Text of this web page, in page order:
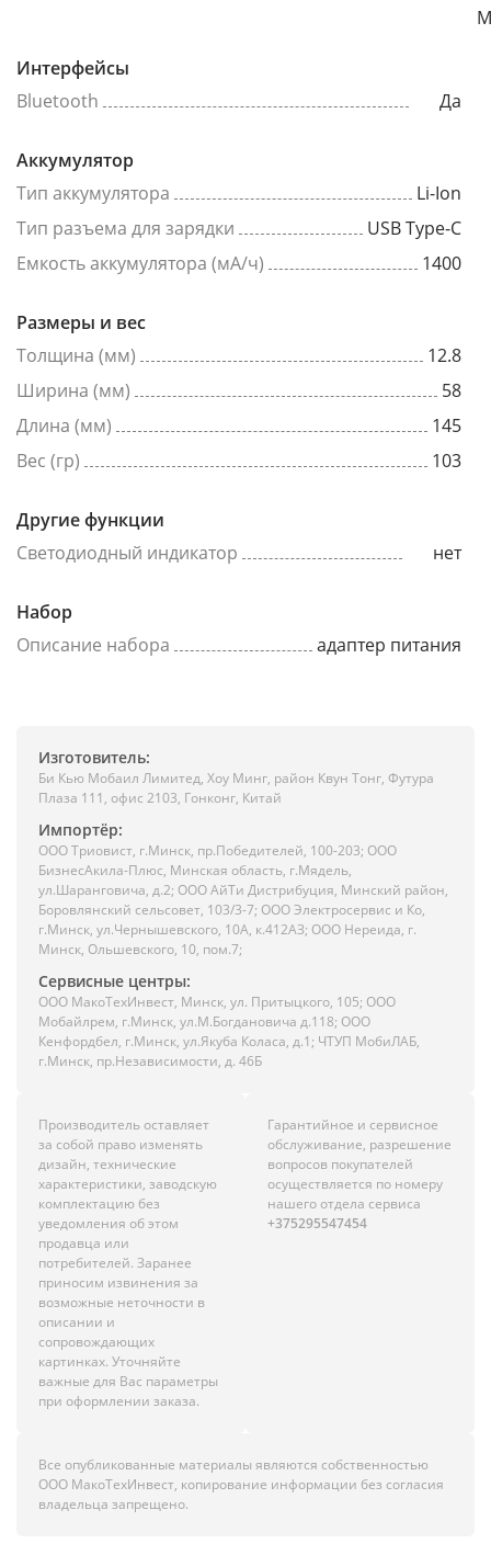
Интерфейсы
Bluetooth
Да
Аккумулятор
Тип аккумулятора
Li-Ion
Тип разъема для зарядки
USB Type-C
Емкость аккумулятора (мА/ч)
1400
Размеры и вес
Толщина (мм)
12.8
Ширина (мм)
58
Длина (мм)
145
Вес (гр)
103
Другие функции
Светодиодный индикатор
нет
Набор
Описание набора
адаптер питания
Изготовитель:
Би Кью Мобаил Лимитед, Хоу Минг, район Квун Тонг, Футура
Плаза 111, офис 2103, Гонконг, Китай
Импортёр:
ООО Триовист, г.Минск, пр.Победителей, 100-203; ООО
БизнесАкила-Плюс, Минская область, г.Мядель,
ул.Шаранговича, д.2; ООО АйТи Дистрибуция, Минский район,
Боровлянский сельсовет, 103/3-7; ООО Электросервис и Ко,
г.Минск, ул.Чернышевского, 10А, к.412АЗ; ООО Нереида, г.
Минск, Ольшевского, 10, пом.7;
Сервисные центры:
ООО МакоТехИнвест, Минск, ул. Притыцкого, 105; ООО
Мобайлрем, г.Минск, ул.М.Богдановича д.118; ООО
Кенфордбел, г.Минск, ул.Якуба Коласа, д.1; ЧТУП МобиЛАБ,
г.Минск, пр.Независимости, д. 46Б
Производитель оставляет
за собой право изменять
дизайн, технические
характеристики, заводскую
комплектацию без
уведомления об этом
продавца или
потребителей. Заранее
приносим извинения за
возможные неточности в
описании и
сопровождающих
картинках. Уточняйте
важные для Вас параметры
при оформлении заказа.
Гарантийное и сервисное
обслуживание, разрешение
вопросов покупателей
осуществляется по номеру
нашего отдела сервиса
+375295547454
Все опубликованные материалы являются собственностью
ООО МакоТехИнвест, копирование информации без согласия
владельца запрещено.